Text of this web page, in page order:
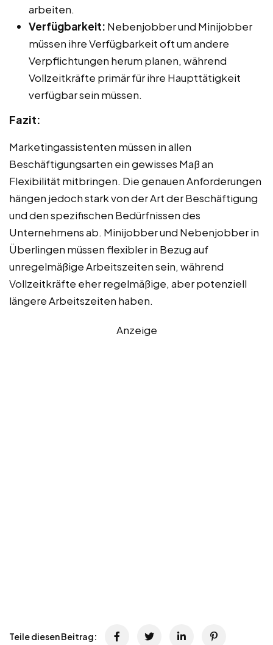
arbeiten.
Verfügbarkeit: Nebenjobber und Minijobber
müssen ihre Verfügbarkeit oft um andere
Verpflichtungen herum planen, während
Vollzeitkräfte primär für ihre Haupttätigkeit
verfügbar sein müssen.
Fazit:
Marketingassistenten müssen in allen
Beschäftigungsarten ein gewisses Maß an
Flexibilität mitbringen. Die genauen Anforderungen
hängen jedoch stark von der Art der Beschäftigung
und den spezifischen Bedürfnissen des
Unternehmens ab. Minijobber und Nebenjobber in
Überlingen müssen flexibler in Bezug auf
unregelmäßige Arbeitszeiten sein, während
Vollzeitkräfte eher regelmäßige, aber potenziell
längere Arbeitszeiten haben.
Anzeige
Teile diesen Beitrag: